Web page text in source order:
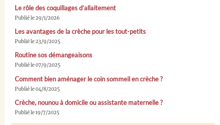
Le rôle des coquillages d’allaitement
Publié le 29/1/2026
Les avantages de la crèche pour les tout-petits
Publié le 23/9/2025
Routine sos démangeaisons
Publié le 07/9/2025
Comment bien aménager le coin sommeil en crèche ?
Publié le 04/8/2025
Crèche, nounou à domicile ou assistante maternelle ?
Publié le 19/7/2025